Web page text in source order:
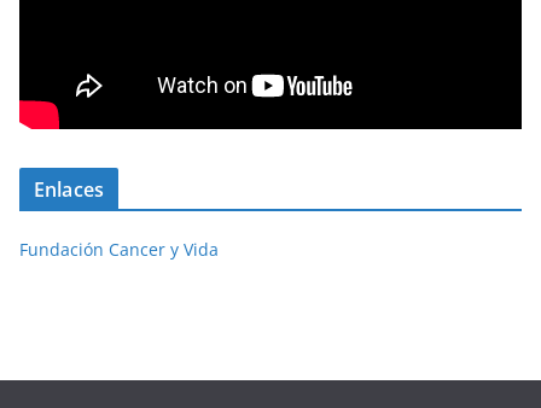
Enlaces
Fundación Cancer y Vida